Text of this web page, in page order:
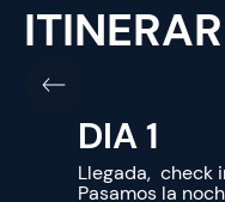
DIA 1
Llegada, check
Pasamos la